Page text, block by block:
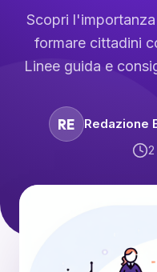
Scopri
formare cittadini
Linee guida e
RE Redazione
2